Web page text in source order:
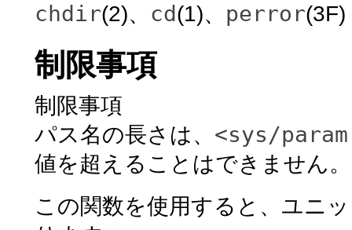
chdir(2)、 cd(1)、 perror(3F)
制限事項
制限事項
パス名の長さは、 <sys/
値を超えることはできません。
この関数を使用すると、ユニ